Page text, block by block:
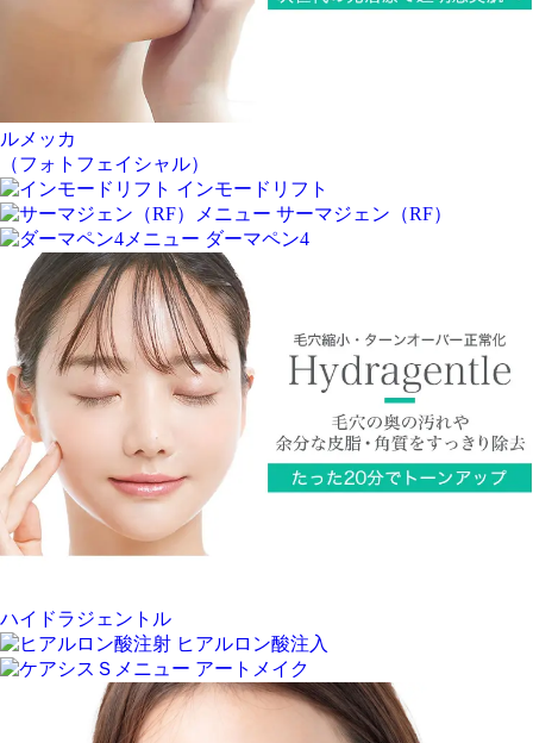
ルメッカ
（フォトフェイシャル）
インモードリフト
サーマジェン（RF）
ダーマペン4
ハイドラジェントル
ヒアルロン酸注入
アートメイク